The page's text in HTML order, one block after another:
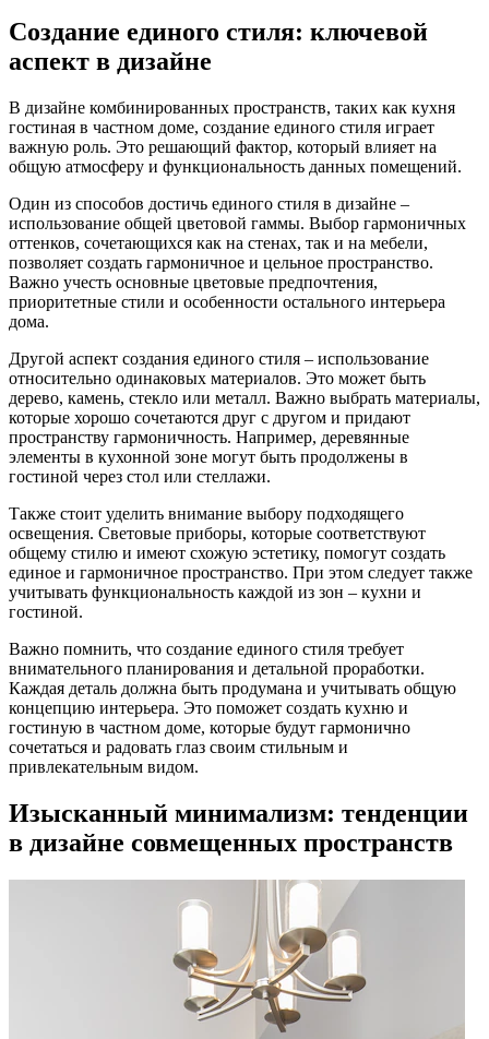
Создание единого стиля: ключевой
аспект в дизайне
В дизайне комбинированных пространств, таких как кухня
гостиная в частном доме, создание единого стиля играет
важную роль. Это решающий фактор, который влияет на
общую атмосферу и функциональность данных помещений.
Один из способов достичь единого стиля в дизайне –
использование общей цветовой гаммы. Выбор гармоничных
оттенков, сочетающихся как на стенах, так и на мебели,
позволяет создать гармоничное и цельное пространство.
Важно учесть основные цветовые предпочтения,
приоритетные стили и особенности остального интерьера
дома.
Другой аспект создания единого стиля – использование
относительно одинаковых материалов. Это может быть
дерево, камень, стекло или металл. Важно выбрать материалы,
которые хорошо сочетаются друг с другом и придают
пространству гармоничность. Например, деревянные
элементы в кухонной зоне могут быть продолжены в
гостиной через стол или стеллажи.
Также стоит уделить внимание выбору подходящего
освещения. Световые приборы, которые соответствуют
общему стилю и имеют схожую эстетику, помогут создать
единое и гармоничное пространство. При этом следует также
учитывать функциональность каждой из зон – кухни и
гостиной.
Важно помнить, что создание единого стиля требует
внимательного планирования и детальной проработки.
Каждая деталь должна быть продумана и учитывать общую
концепцию интерьера. Это поможет создать кухню и
гостиную в частном доме, которые будут гармонично
сочетаться и радовать глаз своим стильным и
привлекательным видом.
Изысканный минимализм: тенденции
в дизайне совмещенных пространств